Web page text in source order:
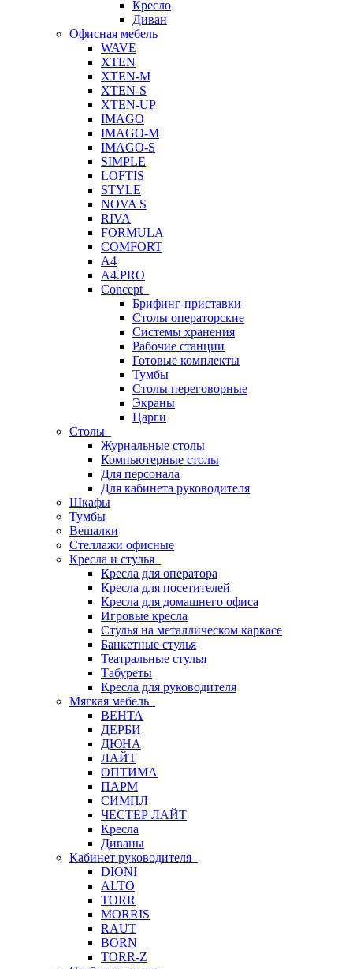
Кресло
Диван
Офисная мебель
WAVE
XTEN
XTEN-M
XTEN-S
XTEN-UP
IMAGO
IMAGO-M
IMAGO-S
SIMPLE
LOFTIS
STYLE
NOVA S
RIVA
FORMULA
COMFORT
A4
A4.PRO
Concept
Брифинг-приставки
Столы операторские
Системы хранения
Рабочие станции
Готовые комплекты
Тумбы
Столы переговорные
Экраны
Царги
Столы
Журнальные столы
Компьютерные столы
Для персонала
Для кабинета руководителя
Шкафы
Тумбы
Вешалки
Стеллажи офисные
Кресла и стулья
Кресла для оператора
Кресла для посетителей
Кресла для домашнего офиса
Игровые кресла
Стулья на металлическом каркасе
Банкетные стулья
Театральные стулья
Табуреты
Кресла для руководителя
Мягкая мебель
ВЕНТА
ДЕРБИ
ДЮНА
ЛАЙТ
ОПТИМА
ПАРМ
СИМПЛ
ЧЕСТЕР ЛАЙТ
Кресла
Диваны
Кабинет руководителя
DIONI
ALTO
TORR
MORRIS
RAUT
BORN
TORR-Z